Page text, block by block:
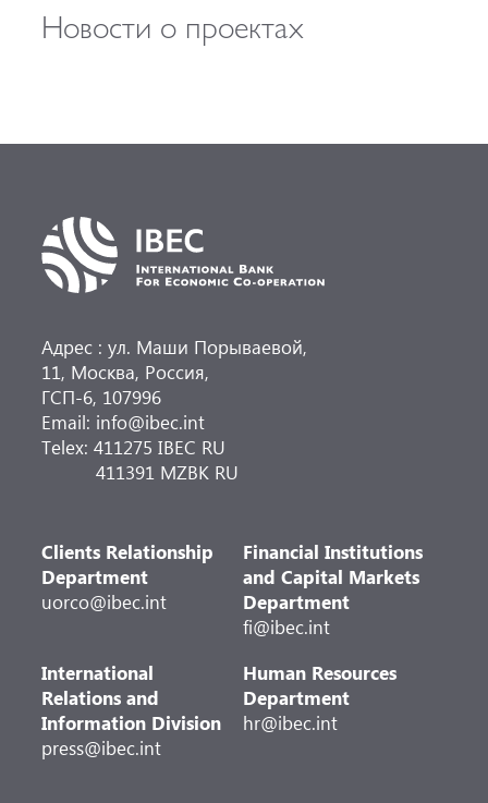
Новости о проектах
Адрес : ул. Маши Порываевой,
11, Москва, Россия,
ГСП-6, 107996
Email: info@ibec.int
Telex: 411275 IBEC RU
411391 MZBK RU
Clients Relationship
Department
uorco@ibec.int
Financial Institutions
and Capital Markets
Department
fi@ibec.int
International
Relations and
Information Division
press@ibec.int
Human Resources
Department
hr@ibec.int